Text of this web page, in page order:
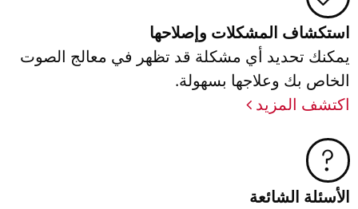
استكشاف المشكلات وإصلاحها
يمكنك تحديد أي مشكلة قد تظهر في معالج الصوت
الخاص بك وعلاجها بسهولة.
اكتشف المزيد
الأسئلة الشائعة